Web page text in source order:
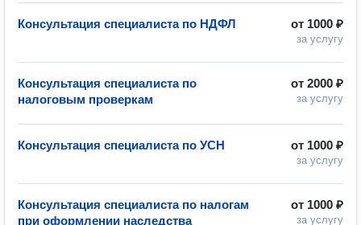
от 1000 ₽
за услугу
Консультация специалиста по НДФЛ
от 2000 ₽
за услугу
Консультация специалиста по
налоговым проверкам
от 1000 ₽
за услугу
Консультация специалиста по УСН
от 1000 ₽
за услугу
Консультация специалиста по налогам
при оформлении наследства